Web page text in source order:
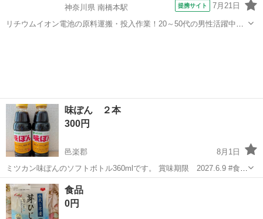
神奈川県 南橋本駅
提携サイト 7月21日
リチウムイオン電池の原料運搬・投入作業！20～50代の男性活躍中★
味ぽん ２本
300円
邑楽郡
8月1日
ミツカン味ぽんのソフトボトル360mlです。 賞味期限 2027.6.9 #食
卓 #調味料 #鍋 #夏 #冬 #秋 #ポン酢 #焼肉 #焼魚 #サラ
ダ #ぎょうざ ◆ご自分の出品物や不要物、飲食料品とのチェンジも
大歓迎で...
群馬 邑楽郡 食品
食品
0円